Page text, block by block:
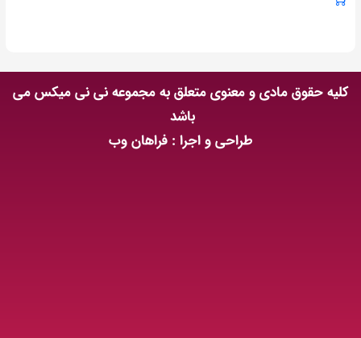
کلیه حقوق مادی و معنوی متعلق به مجموعه نی نی میکس می
باشد
طراحی و اجرا : فراهان وب